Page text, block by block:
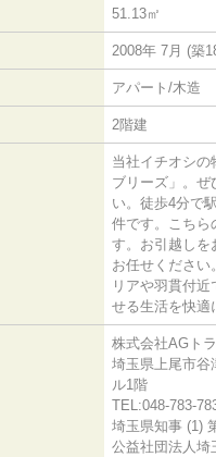
51.13㎡
2008年 7月 (築
アパート/木造
2階建
当社イチオシの
ブリーズ」。ぜ
い。徒歩4分で
件です。こちら
す。お引越しを
お任せください
リアや羽貫付近
せる生活を快適
株式会社AGト
埼玉県上尾市谷
ル1階
TEL:048-783-
埼玉県知事 (1)
公益社団法人埼